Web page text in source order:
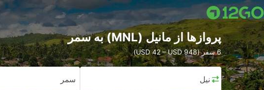
پرواز‌ها از مانیل (MNL) به سمر
6 سفر (USD 42 – USD 948)
مانیل سمر